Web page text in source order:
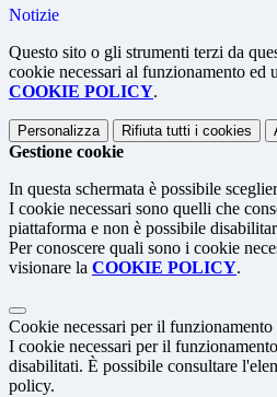
Notizie
Questo sito o gli strumenti terzi da
cookie necessari al funzionamento
COOKIE POLICY.
Personalizza Rifiuta tutti i cookies
Gestione cookie
In questa schermata è possibile
I cookie necessari sono quelli che
piattaforma e non è possibile
Per conoscere quali sono i cookie
visionare la COOKIE POLICY.
Cookie necessari per il funzionamento
I cookie necessari per il
disabilitati. È possibile consultare
policy.